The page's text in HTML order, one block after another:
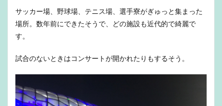
サッカー場、野球場、テニス場、選手寮がぎゅっと集まった
場所。数年前にできたそうで、どの施設も近代的で綺麗で
す。
試合のないときはコンサートが開かれたりもするそう。